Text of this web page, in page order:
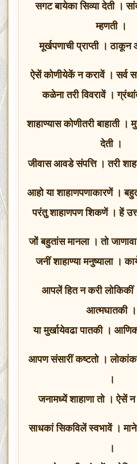
सगट बायेका सिव्या देती ।
म्हणती ।
मूर्खपणाची प्राप्ती ।
ऐसें कोणीयेकें न करावें । सर्व
कळेना तरी विवरावें ।
शाहाण्यास कोणीतरी बाहाती
देती ।
जीवास आवडे संपत्ति । तरी
आहो या शाहाणपणाकारणें ।
परंतु शाहाणपण शिकणें । हें
जों बहुतांस मानला । तो
जनीं शाहाण्या मनुष्याला ।
आपलें हित न करी लोकिकीं
आत्मघातकी ।
या मुर्खायेवढा पातकी ।
आपण संसारीं कष्टतो ।
।
जनामध्यें शाहाणा तो । ऐसें
साधकां सिकविलें स्वभावें ।
।